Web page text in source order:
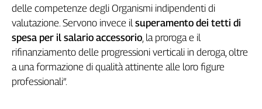
delle competenze degli Organismi indipendenti di
valutazione. Servono invece il superamento dei tetti di
spesa per il salario accessorio , la proroga e il
rifinanziamento delle progressioni verticali in deroga, oltre
a una formazione di qualità attinente alle loro figure
professionali”.